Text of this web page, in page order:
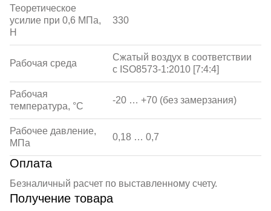
Теоретическое
усилие при 0,6 МПа,
Н
330
Рабочая среда
Сжатый воздух в соответствии
с ISO8573-1:2010 [7:4:4]
Рабочая
температура, °С
-20 … +70 (без замерзания)
Рабочее давление,
МПа
0,18 … 0,7
Оплата
Безналичный расчет по выставленному счету.
Получение товара